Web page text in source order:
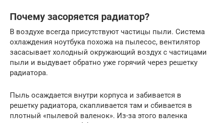
Почему засоряется радиатор?
В воздухе всегда присутствуют частицы пыли. Система
охлаждения ноутбука похожа на пылесос, вентилятор
засасывает холодный окружающий воздух с частицами
пыли и выдувает обратно уже горячий через решетку
радиатора.
Пыль осаждается внутри корпуса и забивается в
решетку радиатора, скапливается там и сбивается в
плотный «пылевой валенок». Из-за этого валенка